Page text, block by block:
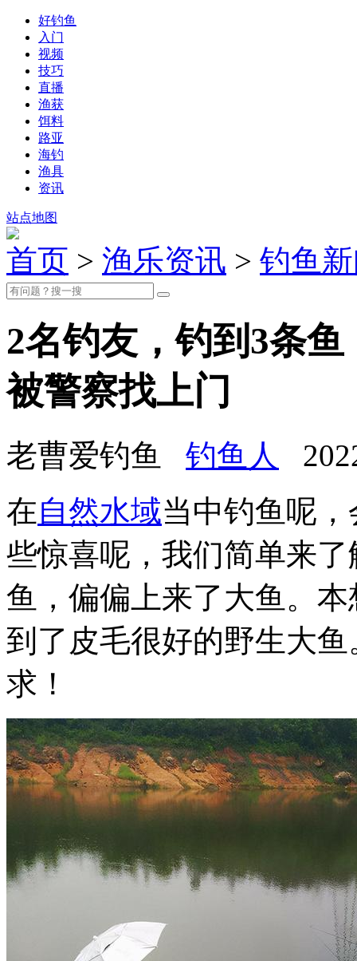
好钓鱼
入门
视频
技巧
直播
渔获
饵料
路亚
海钓
渔具
资讯
站点地图
首页 > 渔乐资讯 > 钓鱼
2名钓友，钓到3条
被警察找上门
老曹爱钓鱼 钓鱼人
在自然水域当中钓鱼呢
些惊喜呢，我们简单来
鱼，偏偏上来了大鱼。
到了皮毛很好的野生大
求！